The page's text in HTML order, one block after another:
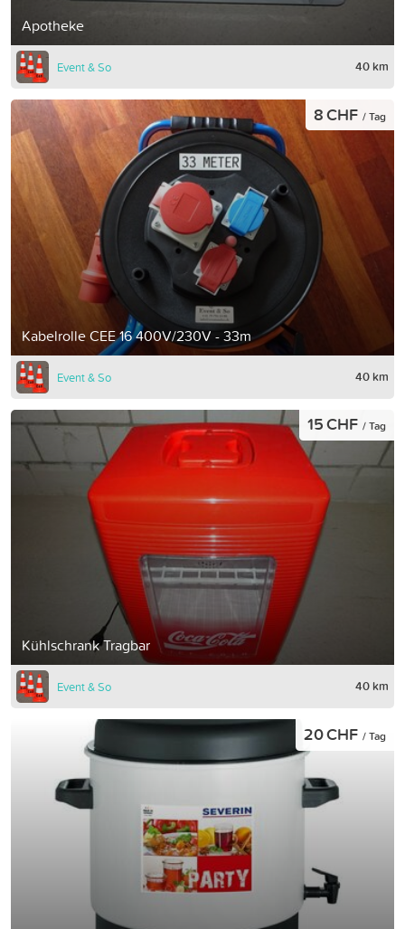
Apotheke
Event & So 40 km
Kabelrolle CEE 16 400V/230V - 33m
8 CHF / Tag
Event & So 40 km
Kühlschrank Tragbar
15 CHF / Tag
Event & So 40 km
20 CHF / Tag